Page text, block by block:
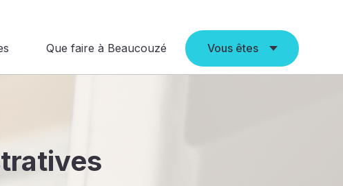
Que faire à Beaucouzé Vous êtes